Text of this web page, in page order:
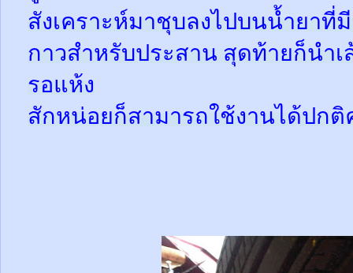
สังเคราะห์มาชุบลงไปบนน้ำยาที่
กาวสำหรับประสาน สุดท้ายก็นำเ
รอแห้ง
สักหน่อยก็สามารถใช้งานได้ปกติ